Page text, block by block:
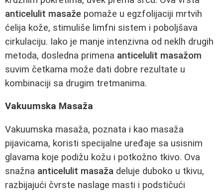
anticelulit masaže pomaže u egzfolijaciji mrtvih
ćelija kože, stimuliše limfni sistem i poboljšava
cirkulaciju. Iako je manje intenzivna od neklh drugih
metoda, dosledna primena anticelulit masažom
suvim četkama može dati dobre rezultate u
kombinaciji sa drugim tretmanima.
Vakuumska Masaža
Vakuumska masaža, poznata i kao masaža
pijavicama, koristi specijalne uređaje sa usisnim
glavama koje podižu kožu i potkožno tkivo. Ova
snažna anticelulit masaža deluje duboko u tkivu,
razbijajući čvrste naslage masti i podstičući